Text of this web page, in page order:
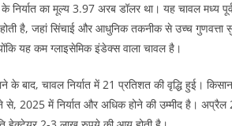
निर्यात का मूल्य 3.97 अरब डॉलर था। यह चावल मध्य
है, जहां सिंचाई और आधुनिक तकनीक से उच्च गुणवत्ता
यह कम ग्लाइसेमिक इंडेक्स वाला चावल है।​
के बाद, चावल निर्यात में 21 प्रतिशत की वृद्धि हुई।
से, 2025 में निर्यात और अधिक होने की उम्मीद है।